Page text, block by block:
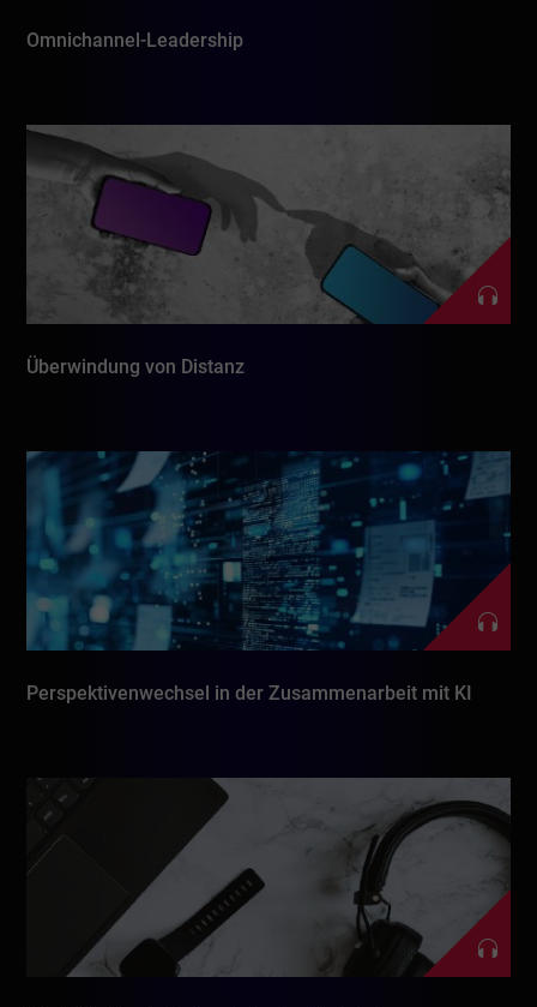
Omnichannel-Leadership
Überwindung von Distanz
Perspektivenwechsel in der Zusammenarbeit mit KI